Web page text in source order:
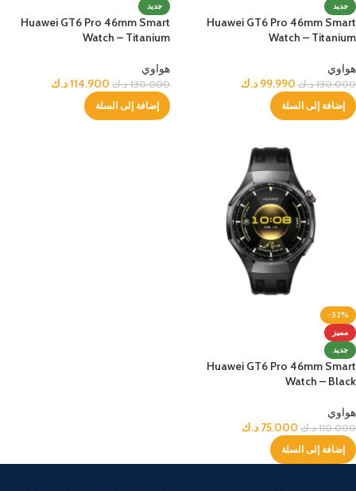
جديد
Huawei GT6 Pro 46mm Smart
Watch – Titanium
هواوي
130.000 د.ك 99.990 د.ك
إضافة إلى السلة
جديد
Huawei GT6 Pro 46mm Smart
Watch – Titanium
هواوي
130.000 د.ك 114.900د.ك
إضافة إلى السلة
-32%
مميز
جديد
Huawei GT6 Pro 46mm Smart
Watch – Black
هواوي
110.000 د.ك 75.000 د.ك
إضافة إلى السلة